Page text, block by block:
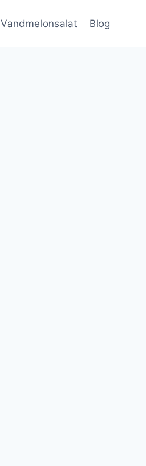
Vandmelonsalat Blog